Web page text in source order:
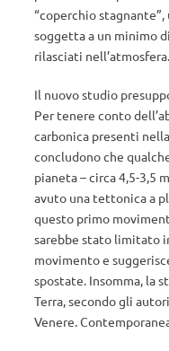
“coperchio
soggetta a un minimo
rilasciati nell’atmosfera.
Il nuovo studio
Per tenere conto
carbonica presenti
concludono che
pianeta – circa 4,5-3,5
avuto una tettonica a
questo primo
sarebbe stato limitato
movimento e
spostate. Insomma, la
Terra, secondo gli
Venere.